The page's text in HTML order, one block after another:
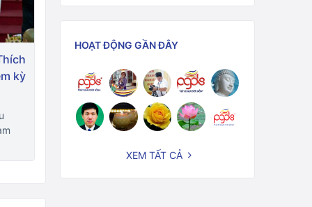
kỳ
HOẠT ĐỘNG GẦN ĐÂY
XEM TẤT CẢ